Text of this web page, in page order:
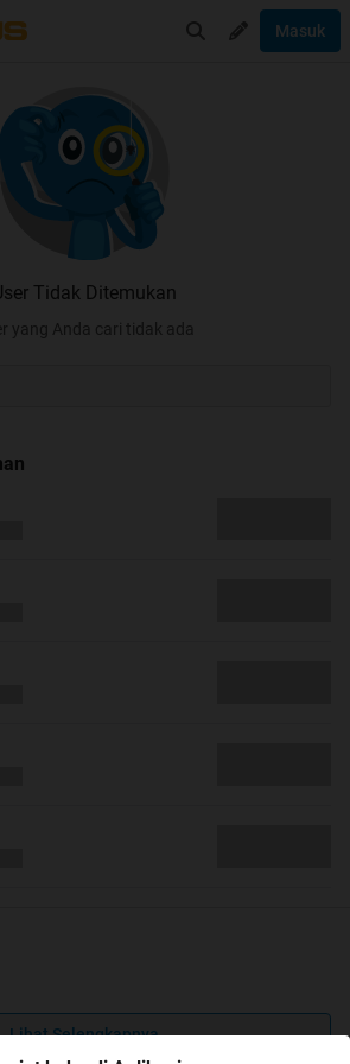
Masuk
Tidak Ditemukan
yang Anda cari tidak ada
Lihat Selengkapnya